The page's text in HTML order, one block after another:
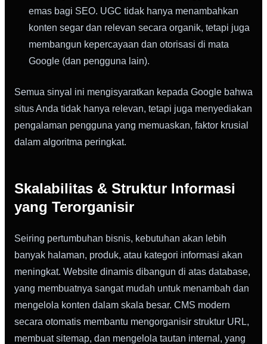
emas bagi SEO. UGC tidak hanya menambahkan
konten segar dan relevan secara organik, tetapi juga
membangun kepercayaan dan otorisasi di mata
Google (dan pengguna lain).
Semua sinyal ini mengisyaratkan kepada Google bahwa
situs Anda tidak hanya relevan, tetapi juga menyediakan
pengalaman pengguna yang memuaskan, faktor krusial
dalam algoritma peringkat.
Skalabilitas & Struktur Informasi
yang Terorganisir
Seiring pertumbuhan bisnis, kebutuhan akan lebih
banyak halaman, produk, atau kategori informasi akan
meningkat. Website dinamis dibangun di atas database,
yang membuatnya sangat mudah untuk menambah dan
mengelola konten dalam skala besar. CMS modern
secara otomatis membantu mengorganisir struktur URL,
membuat sitemap, dan mengelola tautan internal, yang